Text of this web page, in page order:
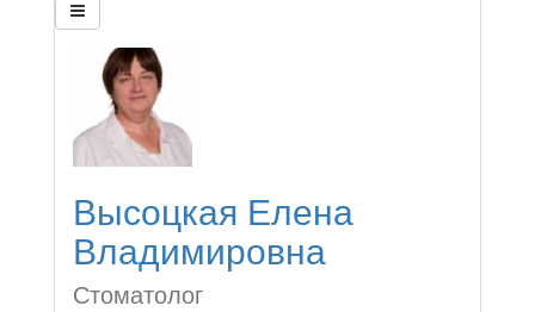
Высоцкая Елена
Владимировна
Стоматолог